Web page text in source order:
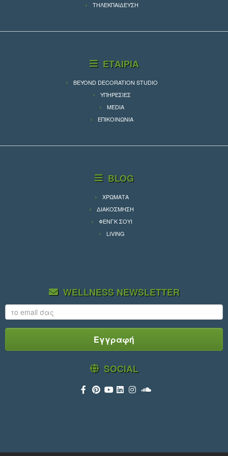
ΤΗΛΕΚΠΑΙΔΕΥΣΗ
ΕΤΑΙΡΙΑ
BEYOND DECORATION STUDIO
ΥΠΗΡΕΣΙΕΣ
MEDIA
ΕΠΙΚΟΙΝΩΝΙΑ
BLOG
ΧΡΩΜΑΤΑ
ΔΙΑΚΟΣΜΗΣΗ
ΦΕΝΓΚ ΣΟΥΙ
LIVING
WELLNESS NEWSLETTER
SOCIAL